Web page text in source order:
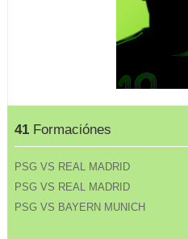
41 Formaciónes
PSG VS REAL MADRID
PSG VS REAL MADRID
PSG VS BAYERN MUNICH